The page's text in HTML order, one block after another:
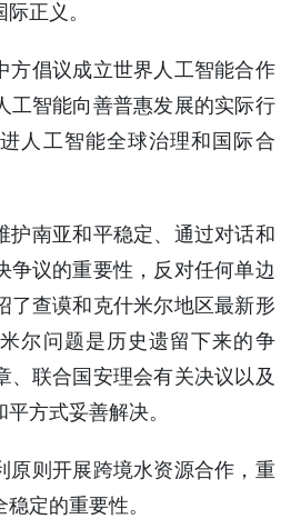
正义。
方倡议成立世界人工智能合作
工智能向善普惠发展的实际行
人工智能全球治理和国际合
护南亚和平稳定、通过对话和
争议的重要性，反对任何单边
了查谟和克什米尔地区最新形
尔问题是历史遗留下来的争
、联合国安理会有关决议以及
方式妥善解决。
原则开展跨境水资源合作，重
定的重要性。